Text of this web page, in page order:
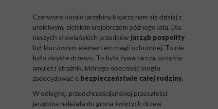
Czerwone korale jarzębiny kojarzą nam się dzisiaj z
urokliwym, sielskim krajobrazem późnego lata. Dla
naszych słowiańskich przodków jarząb pospolity
był kluczowym elementem magii ochronnej. To nie
było zwykłe drzewo. To była żywa tarcza, potężny
amulet i strażnik, którego obecność mogła
zadecydować o bezpieczeństwie całej rodziny.
W odległej, przedchrześcijańskiej przeszłości
jarzębina należała do grona świętych drzew